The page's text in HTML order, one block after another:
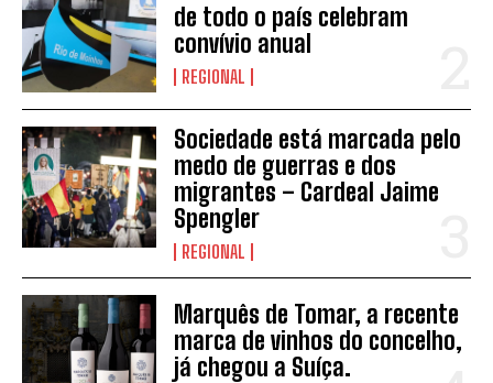
de todo o país celebram
convívio anual
REGIONAL
Sociedade está marcada pelo
medo de guerras e dos
migrantes – Cardeal Jaime
Spengler
REGIONAL
Marquês de Tomar, a recente
marca de vinhos do concelho,
já chegou a Suíça.